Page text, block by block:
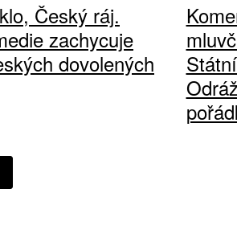
Český ráj.
zachycuje
dovolených